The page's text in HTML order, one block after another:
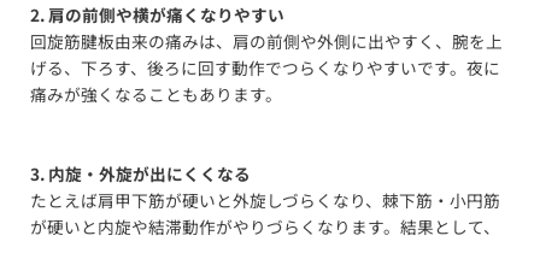
2. 肩の前側や横が痛くなりやすい
回旋筋腱板由来の痛みは、肩の前側や外側に出やすく、腕を上
げる、下ろす、後ろに回す動作でつらくなりやすいです。夜に
痛みが強くなることもあります。
3. 内旋・外旋が出にくくなる
たとえば肩甲下筋が硬いと外旋しづらくなり、棘下筋・小円筋
が硬いと内旋や結滞動作がやりづらくなります。結果として、